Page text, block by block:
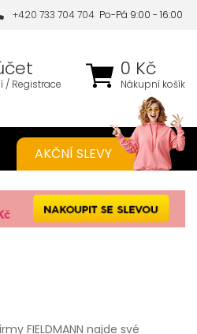
+420 733 704 704 Po-Pá 9:00 - 16:00
0 Kč
Nákupní košík
/ Registrace
AKČNÍ SLEVY
FIELDMANN najde své